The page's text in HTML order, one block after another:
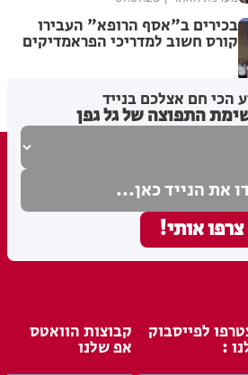
בכירים ב"אסף הרופא" העבירו
קורס חשוב למדריכי הפראמדיקים
מערכת האתר 06.07.26
הכי חם אצלכם בנייד
התפוצה של גל גפן
לפייסבוק
:
קבוצות הוואטס
אפ שלנו